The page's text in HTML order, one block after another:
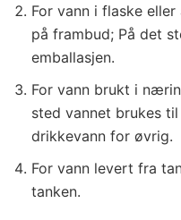
For vann i flaske
på frambud; På det
emballasjen.
For vann brukt i
sted vannet brukes
drikkevann for øvrig.
For vann levert fra
tanken.